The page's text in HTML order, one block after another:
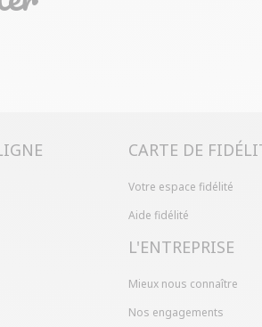
CARTE DE
Votre espace fidélité
Aide fidélité
L'ENTREPRISE
Mieux nous connaître
Nos engagements